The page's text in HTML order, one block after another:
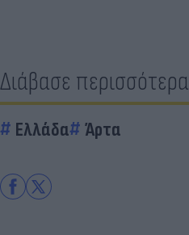
Διάβασε περισσότερα
Ελλάδα Άρτα